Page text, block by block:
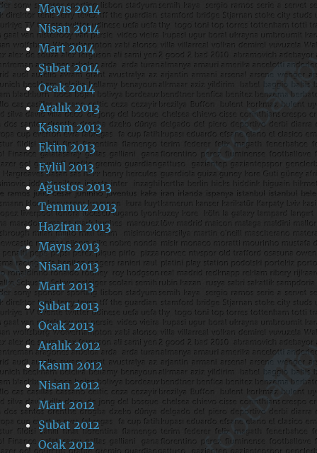
Mayıs 2014
Nisan 2014
Mart 2014
Şubat 2014
Ocak 2014
Aralık 2013
Kasım 2013
Ekim 2013
Eylül 2013
Ağustos 2013
Temmuz 2013
Haziran 2013
Mayıs 2013
Nisan 2013
Mart 2013
Şubat 2013
Ocak 2013
Aralık 2012
Kasım 2012
Nisan 2012
Mart 2012
Şubat 2012
Ocak 2012